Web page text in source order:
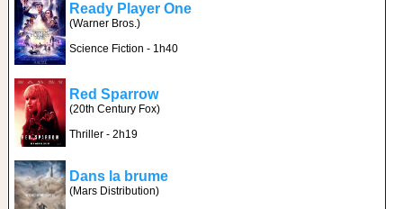
Ready Player One
(Warner Bros.)
Science Fiction - 1h40
Red Sparrow
(20th Century Fox)
Thriller - 2h19
Dans la brume
(Mars Distribution)